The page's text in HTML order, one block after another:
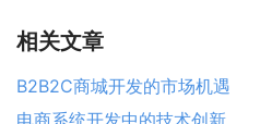
相关文章
B2B2C商城开发的市场机遇